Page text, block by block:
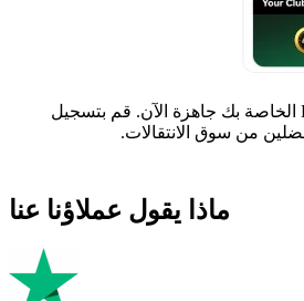
اكتمل النقل! كوينز EA FC الخاصة بك جاهزة الآن. قم بتسجيل
من سوق الانتقالات.
ماذا يقول عملاؤنا عنا